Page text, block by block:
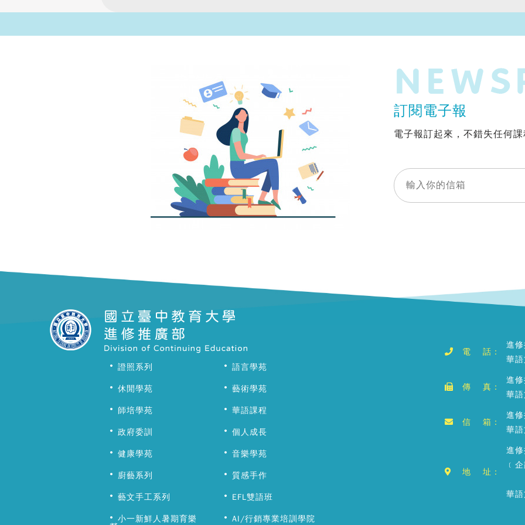
訂閱電子報
電子報訂起來，不錯失任何
證照系列 語言學苑
休閒學苑 藝術學苑
師培學苑 華語課程
政府委訓 個人成長
健康學苑 音樂學苑
廚藝系列 質感手作
藝文手工系列 EFL雙語班
小一新鮮人暑期育樂
AI/行銷專業培訓學院
電 話：
進
華
傳 真：
進
華
信 箱：
進
華
地 址：
進
﹝
華